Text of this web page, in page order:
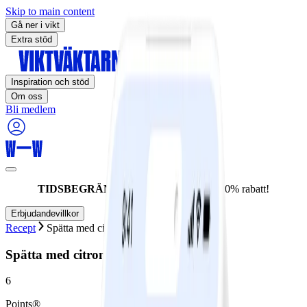
Skip to main content
Gå ner i vikt
Extra stöd
Inspiration och stöd
Om oss
Bli medlem
TIDSBEGRÄNSAT ERBJUDANDE: 60% rabatt!
Erbjudandevillkor
Recept Spätta med citronyoghurt
Spätta med citronyoghurt
6
Points®